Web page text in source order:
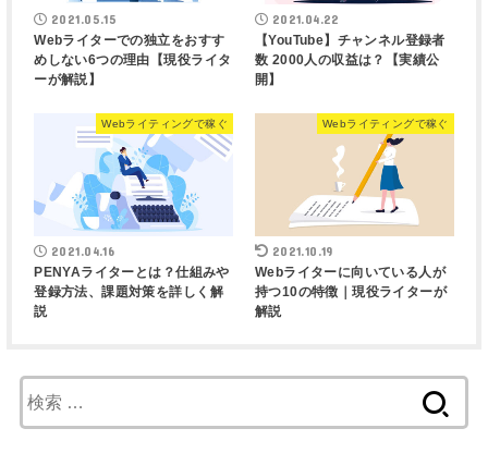
2021.05.15
Webライターでの独立をおすす
めしない6つの理由【現役ライタ
ーが解説】
2021.04.22
【YouTube】チャンネル登録者
数 2000人の収益は？【実績公
開】
Webライティングで稼ぐ
2021.04.16
PENYAライターとは？仕組みや
登録方法、課題対策を詳しく解
説
Webライティングで稼ぐ
2021.10.19
Webライターに向いている人が
持つ10の特徴｜現役ライターが
解説
索